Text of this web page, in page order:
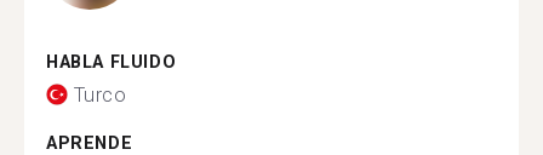
HABLA FLUIDO
Turco
APRENDE